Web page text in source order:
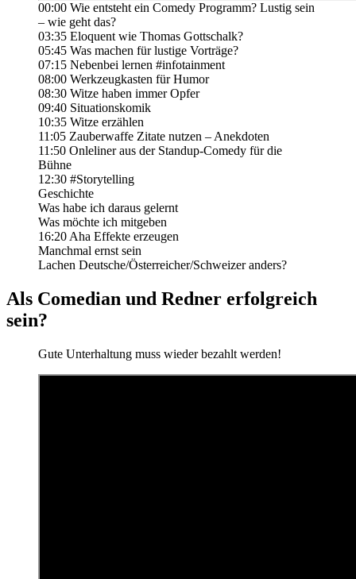
00:00 Wie entsteht ein Comedy Programm? Lustig sein
– wie geht das?
03:35 Eloquent wie Thomas Gottschalk?
05:45 Was machen für lustige Vorträge?
07:15 Nebenbei lernen #infotainment
08:00 Werkzeugkasten für Humor
08:30 Witze haben immer Opfer
09:40 Situationskomik
10:35 Witze erzählen
11:05 Zauberwaffe Zitate nutzen – Anekdoten
11:50 Onleliner aus der Standup-Comedy für die
Bühne
12:30 #Storytelling
Geschichte
Was habe ich daraus gelernt
Was möchte ich mitgeben
16:20 Aha Effekte erzeugen
Manchmal ernst sein
Lachen Deutsche/Österreicher/Schweizer anders?
Als Comedian und Redner erfolgreich
sein?
Gute Unterhaltung muss wieder bezahlt werden!